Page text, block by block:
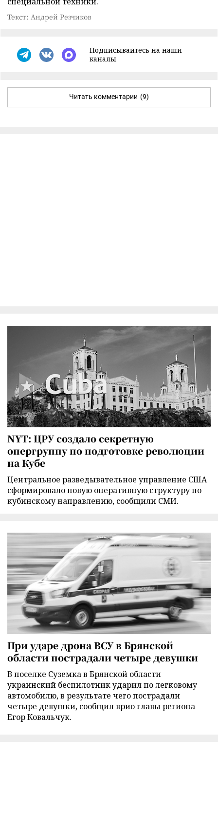
Текст: Андрей Резчиков
Подписывайтесь на наши
каналы
Читать комментарии (9)
NYT: ЦРУ создало секретную
опергруппу по подготовке революции
на Кубе
Центральное разведывательное управление США
сформировало новую оперативную структуру по
кубинскому направлению, сообщили СМИ.
При ударе дрона ВСУ в Брянской
области пострадали четыре девушки
В поселке Суземка в Брянской области
украинский беспилотник ударил по легковому
автомобилю, в результате чего пострадали
четыре девушки, сообщил врио главы региона
Егор Ковальчук.